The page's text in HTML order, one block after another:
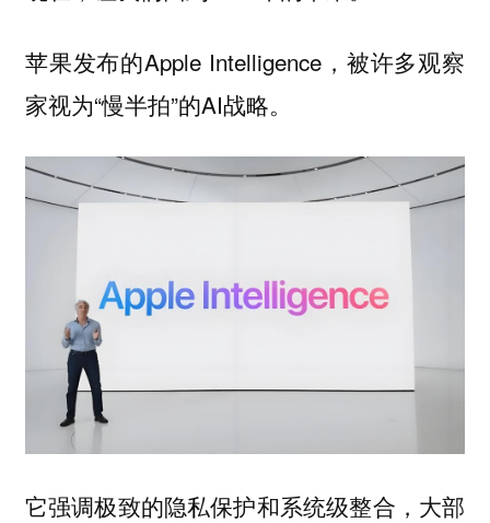
苹果发布的Apple Intelligence，被许多观察
家视为“慢半拍”的AI战略。
它强调极致的隐私保护和系统级整合，大部